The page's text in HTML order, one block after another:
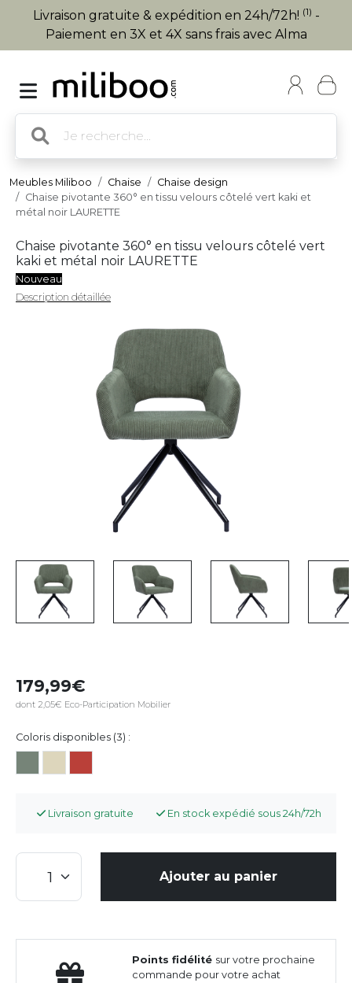
Livraison gratuite & expédition en 24h/72h! (1) -
Paiement en 3X et 4X sans frais avec Alma
Meubles Miliboo Chaise
Chaise design
Chaise pivotante 360° en tissu velours côtelé vert kaki et
métal noir LAURETTE
Chaise pivotante 360° en tissu velours côtelé vert
kaki et métal noir LAURETTE
Nouveau
Description détaillée
179,99
dont 2,05€ Eco-Participation Mobilier
Coloris disponibles (3) :
Livraison gratuite En stock expédié sous 24h/72h
Ajouter au panier
Points fidélité sur votre prochaine
commande pour votre achat